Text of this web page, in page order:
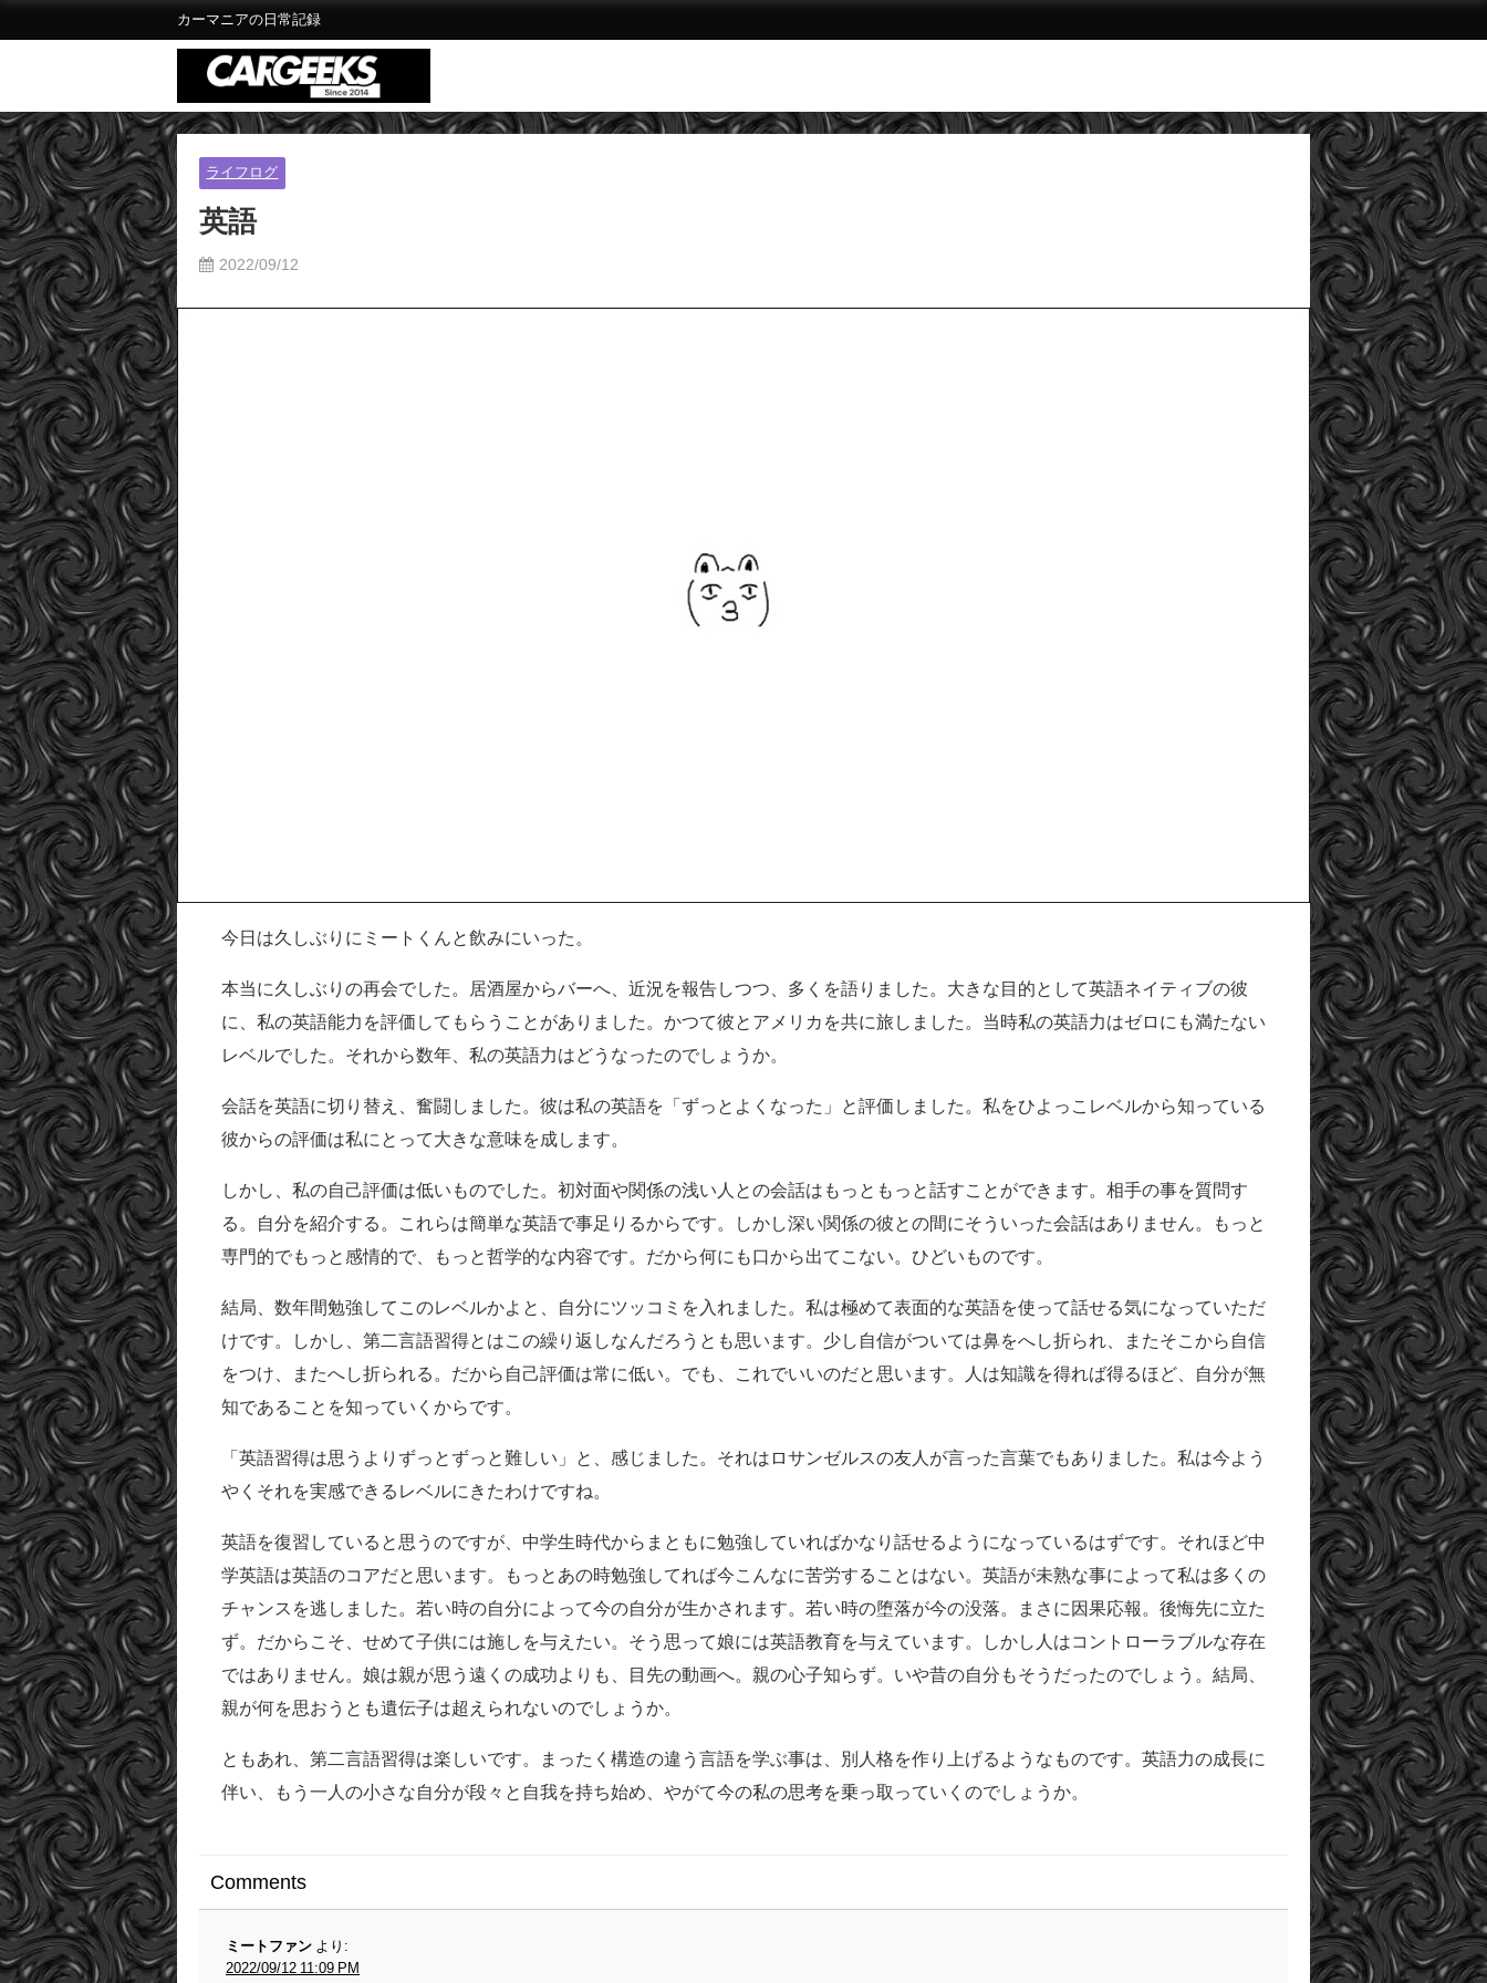
カーマニアの日常記録
ライフログ
英語
2022/09/12
今日は久しぶりにミートくんと飲みにいった。
本当に久しぶりの再会でした。居酒屋からバーへ、近況を報告しつつ、多くを語りました。大きな目的として英語ネイティブの彼
に、私の英語能力を評価してもらうことがありました。かつて彼とアメリカを共に旅しました。当時私の英語力はゼロにも満たない
レベルでした。それから数年、私の英語力はどうなったのでしょうか。
会話を英語に切り替え、奮闘しました。彼は私の英語を「ずっとよくなった」と評価しました。私をひよっこレベルから知っている
彼からの評価は私にとって大きな意味を成します。
しかし、私の自己評価は低いものでした。初対面や関係の浅い人との会話はもっともっと話すことができます。相手の事を質問す
る。自分を紹介する。これらは簡単な英語で事足りるからです。しかし深い関係の彼との間にそういった会話はありません。もっと
専門的でもっと感情的で、もっと哲学的な内容です。だから何にも口から出てこない。ひどいものです。
結局、数年間勉強してこのレベルかよと、自分にツッコミを入れました。私は極めて表面的な英語を使って話せる気になっていただ
けです。しかし、第二言語習得とはこの繰り返しなんだろうとも思います。少し自信がついては鼻をへし折られ、またそこから自信
をつけ、またへし折られる。だから自己評価は常に低い。でも、これでいいのだと思います。人は知識を得れば得るほど、自分が無
知であることを知っていくからです。
「英語習得は思うよりずっとずっと難しい」と、感じました。それはロサンゼルスの友人が言った言葉でもありました。私は今よう
やくそれを実感できるレベルにきたわけですね。
英語を復習していると思うのですが、中学生時代からまともに勉強していればかなり話せるようになっているはずです。それほど中
学英語は英語のコアだと思います。もっとあの時勉強してれば今こんなに苦労することはない。英語が未熟な事によって私は多くの
チャンスを逃しました。若い時の自分によって今の自分が生かされます。若い時の堕落が今の没落。まさに因果応報。後悔先に立た
ず。だからこそ、せめて子供には施しを与えたい。そう思って娘には英語教育を与えています。しかし人はコントローラブルな存在
ではありません。娘は親が思う遠くの成功よりも、目先の動画へ。親の心子知らず。いや昔の自分もそうだったのでしょう。結局、
親が何を思おうとも遺伝子は超えられないのでしょうか。
ともあれ、第二言語習得は楽しいです。まったく構造の違う言語を学ぶ事は、別人格を作り上げるようなものです。英語力の成長に
伴い、もう一人の小さな自分が段々と自我を持ち始め、やがて今の私の思考を乗っ取っていくのでしょうか。
Comments
ミートファン より:
2022/09/12 11:09 PM